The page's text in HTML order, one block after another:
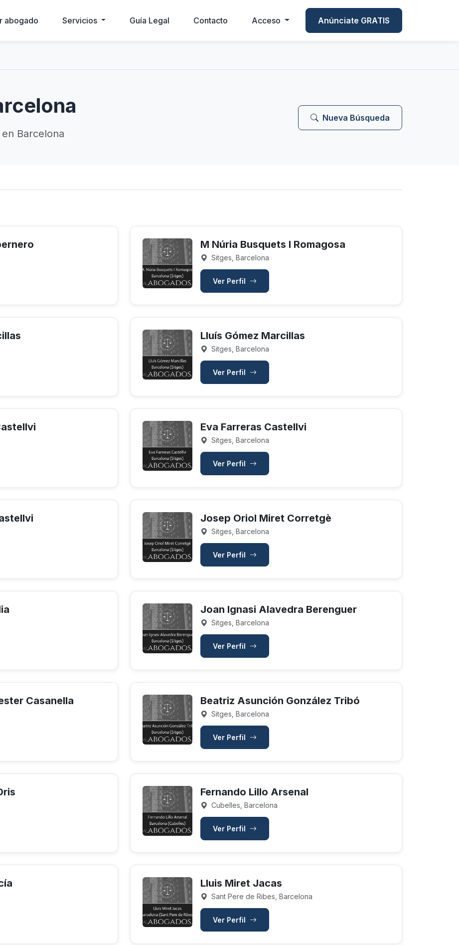
abogado Servicios Guía Legal Contacto Acceso Anúnciate GRATIS
Barcelona
Nueva Búsqueda
M Núria Busquets I Romagosa
Sitges, Barcelona
Ver Perfil
Lluís Gómez Marcillas
Sitges, Barcelona
Ver Perfil
Eva Farreras Castellvi
Sitges, Barcelona
Ver Perfil
Josep Oriol Miret Corretgè
Sitges, Barcelona
Ver Perfil
Joan Ignasi Alavedra Berenguer
Sitges, Barcelona
Ver Perfil
Casanella Beatriz Asunción González Tribó
Sitges, Barcelona
Ver Perfil
Fernando Lillo Arsenal
Cubelles, Barcelona
Ver Perfil
Lluis Miret Jacas
Sant Pere de Ribes, Barcelona
Ver Perfil